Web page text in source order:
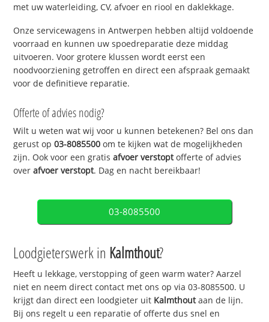
met uw waterleiding, CV, afvoer en riool en daklekkage.
Onze servicewagens in Antwerpen hebben altijd voldoende
voorraad en kunnen uw spoedreparatie deze middag
uitvoeren. Voor grotere klussen wordt eerst een
noodvoorziening getroffen en direct een afspraak gemaakt
voor de definitieve reparatie.
Offerte of advies nodig?
Wilt u weten wat wij voor u kunnen betekenen? Bel ons dan
gerust op03-8085500 om te kijken wat de mogelijkheden
zijn. Ook voor een gratisafvoer verstoptofferte of advies
overafvoer verstopt. Dag en nacht bereikbaar!
03-8085500
Loodgieterswerk in Kalmthout?
Heeft u lekkage, verstopping of geen warm water? Aarzel
niet en neem direct contact met ons op via 03-8085500. U
krijgt dan direct een loodgieter uit Kalmthoutaan de lijn.
Bij ons regelt u een reparatie of offerte dus snel en